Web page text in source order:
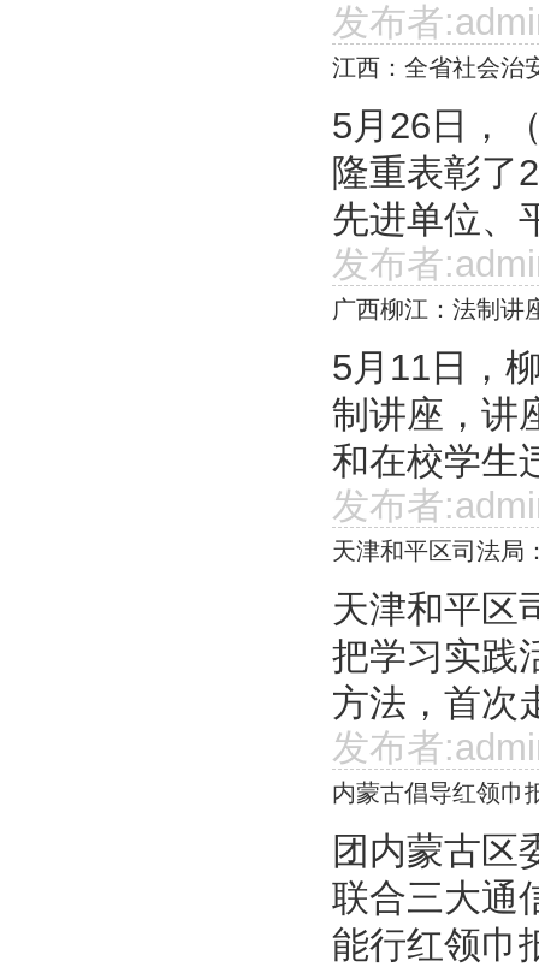
发布者
江西：全省社会治
5月26日，
隆重表彰了
先进单位、
发布者
广西柳江：法制讲
5月11日，
制讲座，讲
和在校学生
发布者
天津和平区司法局
天津和平区
把学习实践
方法，首次
发布者
内蒙古倡导红领巾
团内蒙古区
联合三大通
能行红领巾